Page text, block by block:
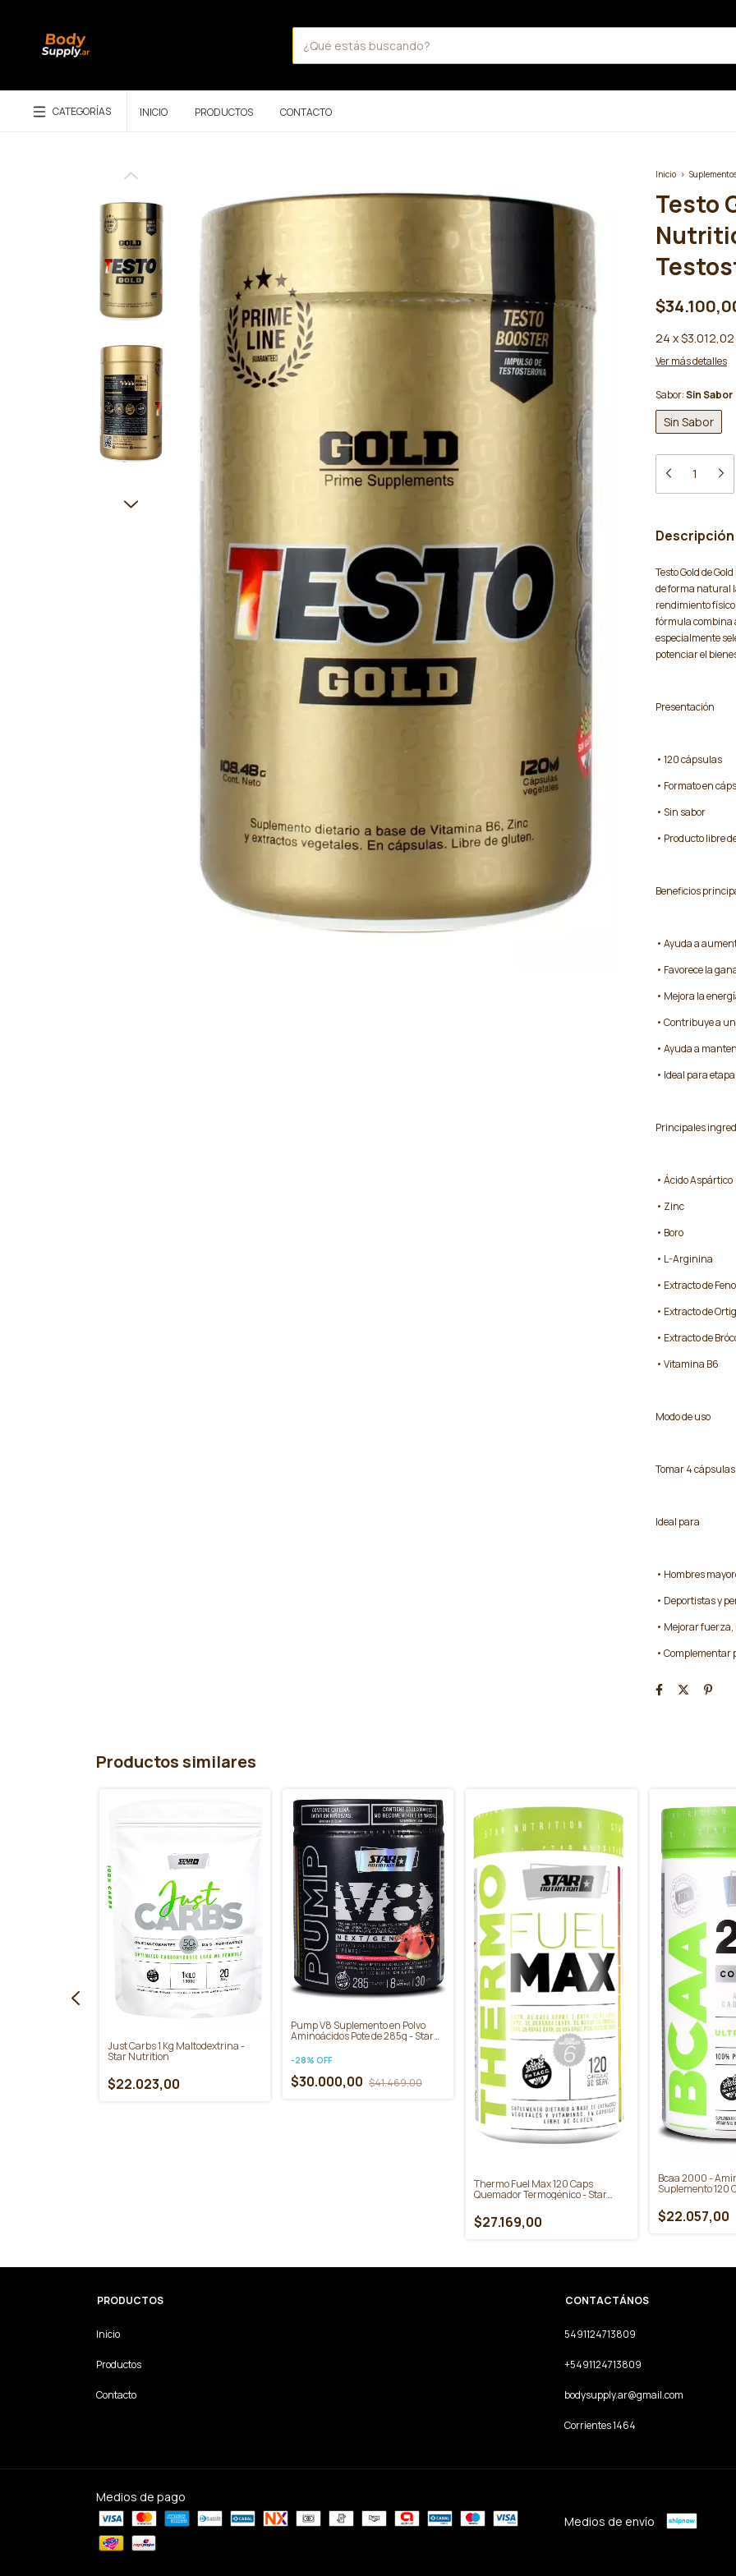
CATEGORÍAS INICIO PRODUCTOS CONTACTO
Inicio >
Testo
24 x$3.012,02
Ver más detalles
Sabor:Sin Sabor
Sin Sabor
Descripción
Testo Gold de
de forma natural
rendimiento
fórmula combina
especialmente
potenciar el
Presentación
• 120 cápsulas
• Formato en
• Sin sabor
• Producto libre
Beneficios
• Ayuda a
• Favorece la
• Mejora la
• Contribuye a
• Ayuda a
• Ideal para
Principales
• Ácido Aspártico
• Zinc
• Boro
• L-Arginina
• Extracto de
• Extracto de
• Extracto de
• Vitamina B6
Modo de uso
Tomar 4
Ideal para
• Hombres
• Deportistas y
• Mejorar
• Complementar
Productos similares
Just Carbs 1 Kg Maltodextrina -
Star Nutrition
$22.023,00
Pump V8 Suplemento en Polvo
Aminoácidos Pote de 285g - Star
-28%OFF
$30.000,00 $41.469,00
Thermo Fuel Max 120 Caps
Quemador Termogénico - Star
$27.169,00
Bcaa 2000 -
Suplemento 120
$22.057,00
PRODUCTOS
Inicio
Productos
Contacto
CONTACTÁNOS
5491124713809
+5491124713809
bodysupply.ar@gmail.com
Corrientes 1464
Medios de pago
Medios de envío